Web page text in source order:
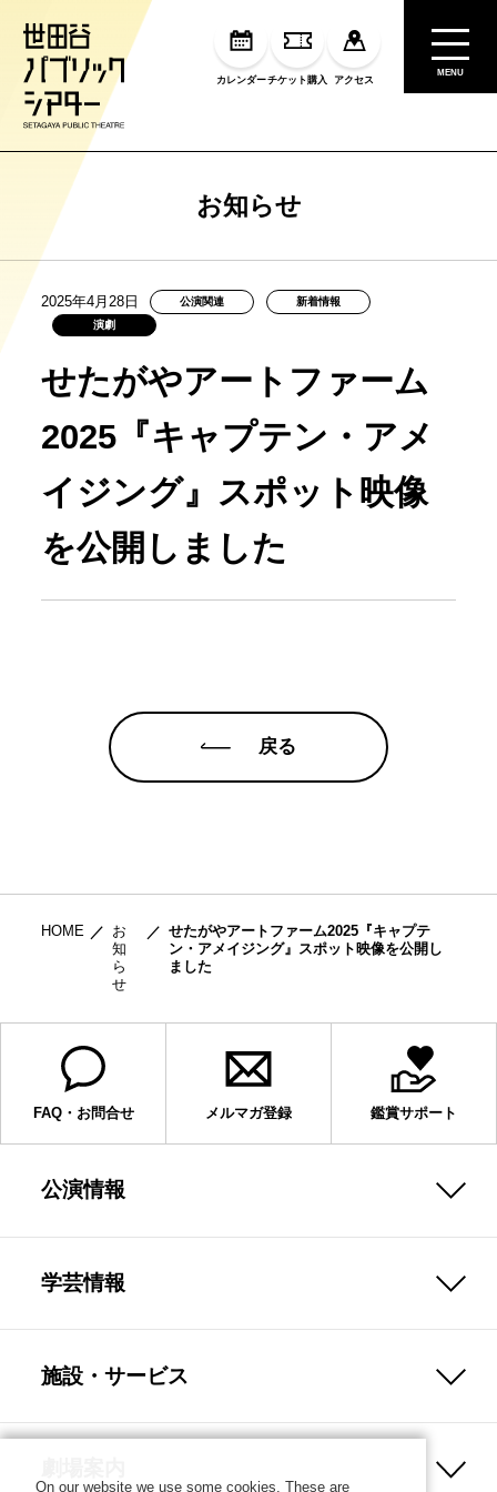
カレンダーチケット購入 アクセス
MENU
お知らせ
2025年4月28日 公演関連
新着情報
演劇
せたがやアートファーム
2025『キャプテン・アメ
イジング』スポット映像
を公開しました
戻る
HOME
お
知
ら
せ
せたがやアートファーム2025『キャプテ
ン・アメイジング』スポット映像を公開し
ました
FAQ・お問合せ メルマガ登録 鑑賞サポート
公演情報
学芸情報
施設・サービス
On our website we use some cookies. These are